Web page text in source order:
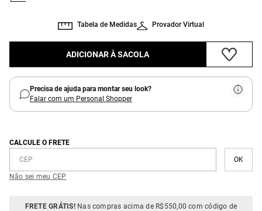
Provador Virtual
Tabela de Medidas
ADICIONAR À SACOLA
Precisa de ajuda para montar seu look?
Falar com um Personal Shopper
CALCULE O FRETE
Não sei meu CEP
FRETE GRÁTIS!Nas compras acima de R$550,00 com código de